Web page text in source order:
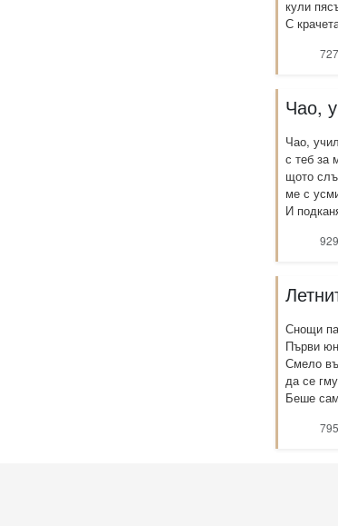
кули
С
727
Чао,
Чао,
с теб за
щото
ме с
И
929
Снощи
Първи
Смело
да се
Беше
795